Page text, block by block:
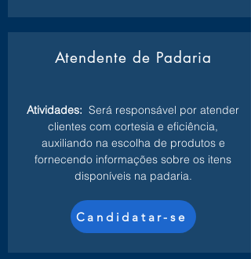
Atendente de Padaria
Atividades: Será responsável por atender
clientes com cortesia e eficiência,
auxiliando na escolha de produtos e
fornecendo informações sobre os itens
disponíveis na padaria.
Candidatar-se